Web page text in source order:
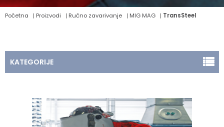
Početna Proizvodi Ručno zavarivanje MIG MAG TransSteel
KATEGORIJE